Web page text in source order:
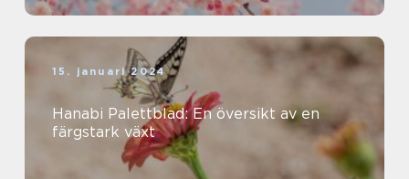
15. januari 2024
Hanabi Palettblad: En översikt av en
färgstark växt